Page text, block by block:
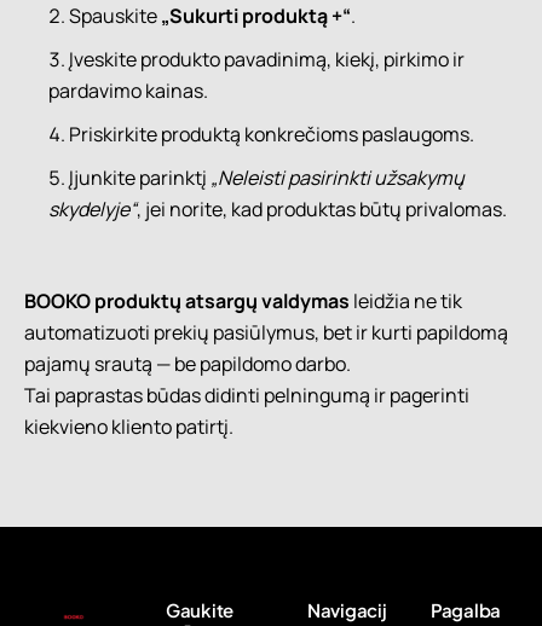
Spauskite„Sukurti produktą +“.
Įveskite produkto pavadinimą, kiekį, pirkimo ir
pardavimo kainas.
Priskirkite produktą konkrečioms paslaugoms.
Įjunkite parinktį „Neleisti pasirinkti užsakymų
skydelyje“, jei norite, kad produktas būtų privalomas.
BOOKO produktų atsargų valdymas leidžia ne tik
automatizuoti prekių pasiūlymus, bet ir kurti papildomą
pajamų srautą — be papildomo darbo.
Tai paprastas būdas didinti pelningumą ir pagerinti
kiekvieno kliento patirtį.
Navigacij
Pagalba
Gaukite